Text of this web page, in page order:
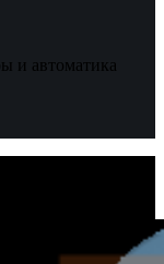
и автоматика